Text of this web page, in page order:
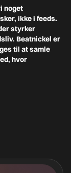
noget
ikke i feeds.
styrker
Beatnickel er
til at samle
hvor